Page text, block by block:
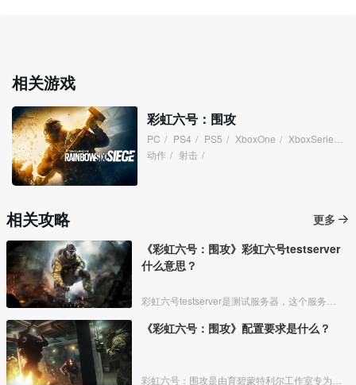
相关游戏
彩虹六号：围攻
PC / PS4 / PS5 / XboxOne / XboxSeries
动作 / 射击 /
相关攻略
更多
《彩虹六号：围攻》彩虹六号testserver
什么意思？
《彩虹六号：围攻》配置要求是什么？